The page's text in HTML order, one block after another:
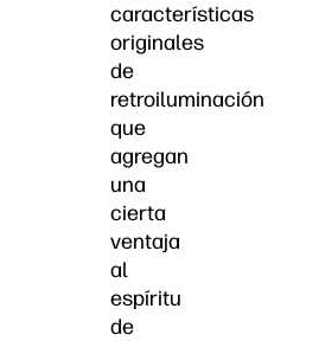
características
originales
de
retroiluminación
que
agregan
una
cierta
ventaja
al
espíritu
de